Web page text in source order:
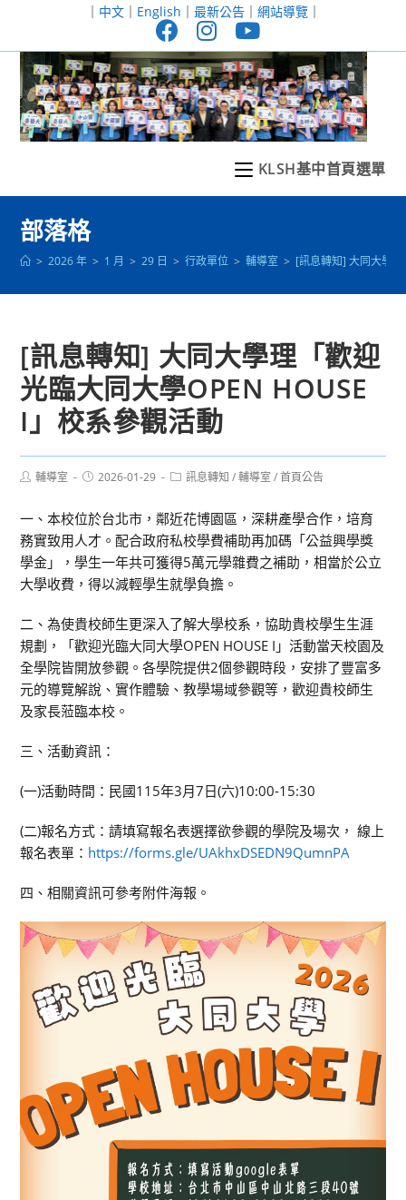
至
｜ 中文｜ English ｜ 最新公告｜ 網站導覽｜
KLSH基中首頁選單
部落格
> 2026 年 > 1 月 > 29 日 > 行政單位 > 輔導室 > [訊息轉知] 大同大學
[訊息轉知] 大同大學理「歡迎
光臨大同大學OPEN HOUSE
I」校系參觀活動
Post輔導室
Post2026-01-29
Post訊息轉知 / 輔導室 / 首頁公告
一、本校位於台北市，鄰近花博園區，深耕產學合作，培育
務實致用人才。配合政府私校學費補助再加碼「公益興學獎
學金」，學生一年共可獲得5萬元學雜費之補助，相當於公立
大學收費，得以減輕學生就學負擔。
二、為使貴校師生更深入了解大學校系，協助貴校學生生涯
規劃，「歡迎光臨大同大學OPEN HOUSE I」活動當天校園及
全學院皆開放參觀。各學院提供2個參觀時段，安排了豐富多
元的導覽解說、實作體驗、教學場域參觀等，歡迎貴校師生
及家長蒞臨本校。
三、活動資訊：
(一)活動時間：民國115年3月7日(六)10:00-15:30
(二)報名方式：請填寫報名表選擇欲參觀的學院及場次， 線上
報名表單： https://forms.gle/UAkhxDSEDN9QumnPA
四、相關資訊可參考附件海報。